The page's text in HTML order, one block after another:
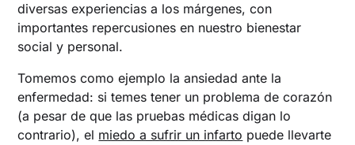
diversas experiencias a los márgenes, con
importantes repercusiones en nuestro bienestar
social y personal.
Tomemos como ejemplo la ansiedad ante la
enfermedad: si temes tener un problema de corazón
(a pesar de que las pruebas médicas digan lo
contrario), el miedo a sufrir un infarto puede llevarte